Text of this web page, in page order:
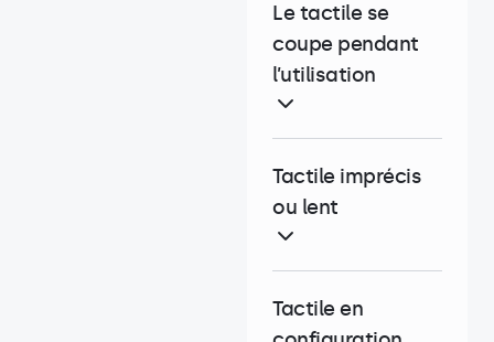
Le tactile se
coupe pendant
l’utilisation
Tactile imprécis
ou lent
Tactile en